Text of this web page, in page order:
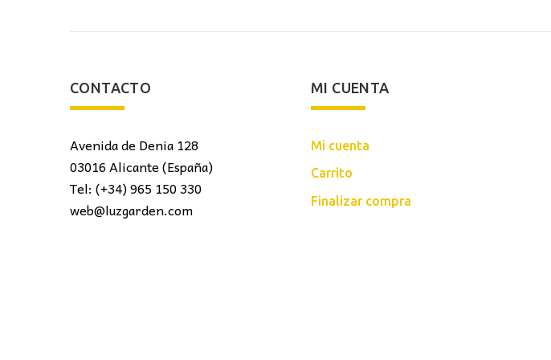
CONTACTO
Avenida de Denia 128
03016 Alicante (España)
Tel: (+34) 965 150 330
web@luzgarden.com
MI CUENTA
Mi cuenta
Carrito
Finalizar compra